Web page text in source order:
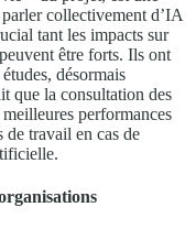
collectivement d’IA
tant les impacts sur
être forts. Ils ont
désormais
que la consultation des
performances
de travail en cas de